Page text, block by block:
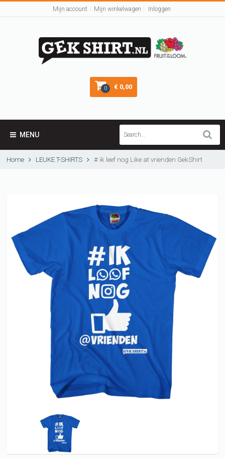
Mijn account Mijn winkelwagen Inloggen
0 € 0,00
MENU
Home LEUKE T-SHIRTS # ik leef nog Like at vrienden GekShirt